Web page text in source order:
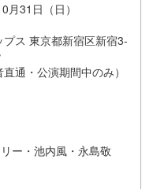
月31日（日）
ス 東京都新宿区新宿3-
通・公演期間中のみ）
ー・池内風・永島敬